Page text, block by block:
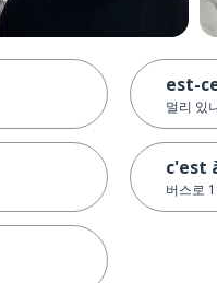
est-
멀리 있
c'est
버스로